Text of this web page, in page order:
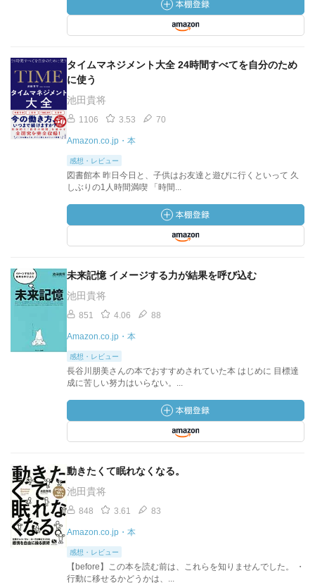
タイムマネジメント大全 24時間すべてを自分のため
に使う
池田貴将
1106 3.53 70
Amazon.co.jp・本
感想・レビュー
図書館本 昨日今日と、子供はお友達と遊びに行くといって 久
しぶりの1人時間満喫 「時間...
未来記憶 イメージする力が結果を呼び込む
池田貴将
851 4.06 88
Amazon.co.jp・本
感想・レビュー
長谷川朋美さんの本でおすすめされていた本 はじめに 目標達
成に苦しい努力はいらない。...
動きたくて眠れなくなる。
池田貴将
848 3.61 83
Amazon.co.jp・本
感想・レビュー
【before】この本を読む前は、これらを知りませんでした。 ・
行動に移せるかどうかは、...